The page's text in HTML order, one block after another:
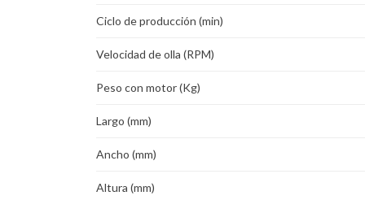
Ciclo de producción (min)
Velocidad de olla (RPM)
Peso con motor (Kg)
Largo (mm)
Ancho (mm)
Altura (mm)